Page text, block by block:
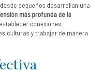
pequeños desarrollan una
más profunda de la
conexiones
culturas y trabajar de manera